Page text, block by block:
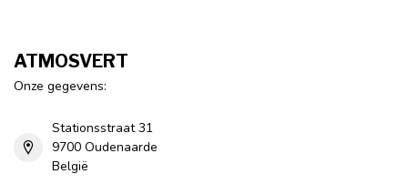
ATMOSVERT
Onze gegevens:
Stationsstraat 31
9700 Oudenaarde
België